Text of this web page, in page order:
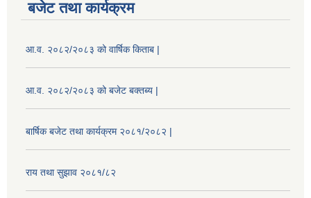
बजेट तथा कार्यक्रम
आ.व. २०८२/२०८३ को वार्षिक किताब |
आ.व. २०८२/२०८३ को बजेट बक्तब्य |
बार्षिक बजेट तथा कार्यक्रम २०८१/२०८२ |
राय तथा सुझाव २०८१/८२